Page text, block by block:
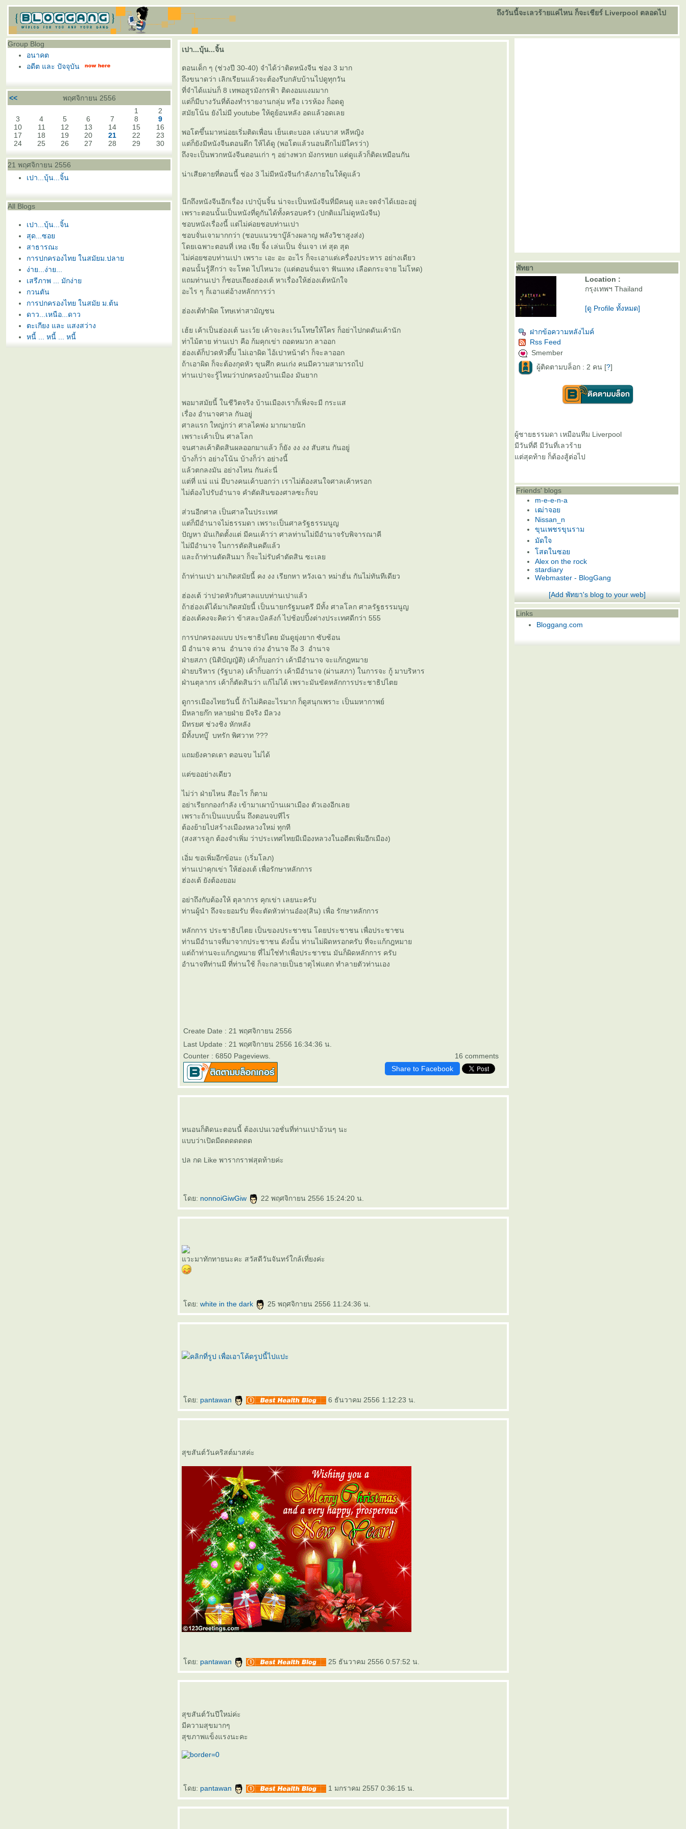
ถึงวันนี้จะเลวร้ายแค่ไหน ก็จะเชียร์ Liverpool ตลอดไป
Group Blog
อนาคต
อดีต และ ปัจจุบัน
<<
พฤศจิกายน 2556
1
2
3
4 5 6 7 8
9
10
11 12 13 14 15
16
17
18 19 20 21 22
23
24
25 26 27 28 29 30
21 พฤศจิกายน 2556
เปา...บุ้น...จิ้น
All Blogs
เปา...บุ้น...จิ้น
สุด...ซอ
สาธารณะ
ง่าย...ง่าย...
เสรีภาพ ... มักง่า
กวนตัน
การปกครองไทย ในสมัย ม.ต้น
ดาว...เหนือ...ดาว
ตะเกียง และ แสงสว่าง
หนี้ ... หนี้ ... หนี้
เปา...บุ้น...จิ้น
ตอนเด็ก ๆ (ช่วงปี 30-40) จำได้ว่าติดหนังจีน ช่อง 3 มาก
ถึงขนาดว่า เลิกเรียนแล้วจะต้องรีบกลับบ้านไปดูทุกวัน
ที่จำได้แม่นก็ 8 เทพอสูรมังกรฟ้า ติดงอมแงมมาก
ต่ก็มีบางวันที่ต้องทำรายงานกลุ่ม หรือ เวรห้อง ก็อดดู
สมัยโน้น ยังไม่มี youtube ให้ดูย้อนหลัง อดแล้วอดเล
พอโตขึ้นมาหน่อยเริ่มติดเพื่อน เย็นเตะบอล เล่นบาส หลีหญิง
ต่ก็ยังมีหนังจีนตอนดึก ให้ได้ดู (พอโตแล้วนอนดึกไม่มีใครว่า)
ถึงจะเป็นพวกหนังจีนตอนเก่า ๆ อย่างพวก มังกรหยก แต่ดูแล้วก็ติดเหมือนกัน
น่าเสียดายที่ตอนนี้ ช่อง 3 ไม่มีหนังจีนกำลังภายในให้ดูแล้ว
นึกถึงหนังจีนอีกเรื่อง เปาบุ้นจิ้น น่าจะเป็นหนังจีนที่มีคนดู และจดจำได้เยอะอยู่
เพราะตอนนั้นเป็นหนังที่ดูกันได้ทั้งครอบครัว (ปกติแม่ไม่ดูหนังจีน)
ชอบหนังเรื่องนี้ แต่ไม่ค่อยชอบท่านเปา
ชอบจั่นเจามากกว่า (ชอบแนวขาบู๊ล้างผลาญ พลังวิชาสูงส่ง)
ดยเฉพาะตอนที่ เหอ เจีย จิ้ง เล่นเป็น จั่นเจา เท่ สุด สุด
ไม่ค่อยชอบท่านเปา เพราะ เอะ อะ อะไร ก็จะเอาแต่เครื่องประหาร อย่างเดียว
ตอนนั้นรู้สึกว่า จะโหด ไปไหนวะ (แต่ตอนจั่นเจา ฟันแทง เลือดกระจาย ไม่โหด)
ถมท่านเปา ก็ชอบเถียงฮ่องเต้ หาเรื่องให้ฮ่องเต้หนักใจ
อะไร ๆ ก็เอาแต่อ้างหลักการว่า
ฮ่องเต้ทำผิด โทษเท่าสามัญชน
เฮ้ย เค้าเป็นฮ่องเต้ นะเว้ย เค้าจะละเว้นโทษให้ใคร ก็อย่าไปกดดันเค้านัก
ท่าไม้ตาย ท่านเปา คือ ก้มคุกเข่า ถอดหมวก ลาออก
ฮ่องเต้ก็ปวดหัวตึ้บ ไม่เอาผิด ไอ้เปาหน้าดำ ก็จะลาออก
ถ้าเอาผิด ก็จะต้องกุดหัว ขุนศึก คนเก่ง คนมีความสามารถไป
ท่านเปาจะรู้ไหมว่าปกครองบ้านเมือง มันยาก
พอมาสมัยนี้ ในชีวิตจริง บ้านเมืองเราก็เพิ่งจะมี กระแส
เรื่อง อำนาจศาล กันอยู่
ศาลแรก ใหญ่กว่า ศาลไคฟง มากมายนัก
เพราะเค้าเป็น ศาลโลก
จนศาลเค้าติดสินผลออกมาแล้ว ก็ยัง งง งง สับสน กันอยู่
บ้างก็ว่า อย่างโน้น บ้างก็ว่า อย่างนี้
ล้วตกลงมัน อย่างไหน กันล่ะนี่
ต่ที่ แน่ แน่ มีบางคนเค้าบอกว่า เราไม่ต้องสนใจศาลเค้าหรอก
ไม่ต้องไปรับอำนาจ คำตัดสินของศาลซะก็จบ
ส่วนอีกศาล เป็นศาลในประเทศ
ต่ก็มีอำนาจไม่ธรรมดา เพราะเป็นศาลรัฐธรรมนูญ
ปัญหา มันเกิดตั้งแต่ มีคนเค้าว่า ศาลท่านไม่มีอำนาจรับพิจารณาคี
ไม่มีอำนาจ ในการตัดสินคดีแล้ว
ละถ้าท่านตัดสินมา ก็จะไม่รับคำตัดสิน ซะเล
ถ้าท่านเปา มาเกิดสมัยนี้ คง งง เรียกหา หวังเฉา หม่าฮั่น กันไม่ทันทีเดียว
ฮ่องเต้ ว่าปวดหัวกับศาลแบบท่านเปาแล้ว
ถ้าฮ่องเต้ได้มาเกิดสมัยนี้ เป็นนายกรัฐมนตรี มีทั้ง ศาลโลก ศาลรัฐธรรมนูญ
ฮ่องเต้คงจะคิดว่า ข้าสละบัลลังก์ ไปช้อปปิ้งต่างประเทศดีกว่า 555
การปกครองแบบ ประชาธิปไตย มันดูยุ่งยาก ซับซ้อน
มี อำนาจ คาน อำนาจ ถ่วง อำนาจ ถึง 3 อำนาจ
ฝ่ายสภา (นิติบัญญัติ) เค้าก็บอกว่า เค้ามีอำนาจ จะแก้กฎหมา
ฝ่ายบริหาร (รัฐบาล) เค้าก็บอกว่า เค้ามีอำนาจ (ผ่านสภา) ในการจะ กู้ มาบริหาร
ฝ่านตุลากร เค้าก็ตัดสินว่า แก้ไม่ได้ เพราะมันขัดหลักการประชาธิปไต
ดูการเมืองไทยวันนี้ ถ้าไม่คิดอะไรมาก ก็ดูสนุกเพราะ เป็นมหากาพย์
มีหลายก๊ก หลายฝ่าย มีจริง มีลวง
มีทรยศ ช่วงชิง หักหลัง
มีทั้งบทบู๊ บทรัก พิศวาท ???
ถมยังคาดเดา ตอนจบ ไม่ได้
ต่ขออย่างเดียว
ไม่ว่า ฝ่ายไหน สีอะไร ก็ตาม
อย่าเรียกกองกำลัง เข้ามาเผาบ้านเผาเมือง ตัวเองอีกเล
เพราะถ้าเป็นแบบนั้น ถึงตอนจบทีไร
ต้องย้ายไปสร้างเมืองหลวงใหม่ ทุกที
(สงสารลูก ต้องจำเพิ่ม ว่าประเทศไทยมีเมืองหลวงในอดีตเพิ่มอีกเมือง)
เอิ่ม ขอเพิ่มอีกข้อนะ (เริ่มโลภ)
ท่านเปาคุกเข่า ให้ฮ่องเต้ เพื่อรักษาหลักการ
ฮ่องเต้ ยังต้องยอม
อย่าถึงกับต้องให้ ตุลาการ คุกเข่า เลยนะครับ
ท่านผู้นำ ถึงจะยอมรับ ที่จะตัดหัวท่านอ๋อง(สิน) เพื่อ รักษาหลักการ
หลักการ ประชาธิปไตย เป็นของประชาชน โดยประชาชน เพื่อประชาชน
ท่านมีอำนาจที่มาจากประชาชน ดังนั้น ท่านไม่ผิดหรอกครับ ที่จะแก้กฎหมา
ต่ถ้าท่านจะแก้กฎหมาย ที่ไม่ใช่ทำเพื่อประชาชน มันก็ผิดหลักการ ครับ
อำนาจทีท่านมี ที่ท่านใช้ ก็จะกลายเป็นธาตุไฟแตก ทำลายตัวท่านเอง
Create Date : 21 พฤศจิกายน 2556
16 comments
Last Update : 21 พฤศจิกายน 2556 16:34:36 น.
Counter : 6850 Pageviews.
Share to Facebook
หนอนก็ติดนะตอนนี้ ต้องเปนเวอชั่นที่ท่านเปาอ้วนๆ นะ
บบว่าเปิดมีดดดดดดด
ปล กด Like พารากราฟสุดท้ายค่ะ
ดย: nonnoiGiwGiw 22 พฤศจิกายน 2556 15:24:20 น.
วะมาทักทายนะคะ สวัสดีวันจันทร์ใกล้เที่ยงค่ะ
ดย: white in the dark 25 พฤศจิกายน 2556 11:24:36 น.
ดย: pantawan 6 ธันวาคม 2556 1:12:23 น.
สุขสันต์วันคริสต์มาสค่ะ
ดย: pantawan 25 ธันวาคม 2556 0:57:52 น.
สุขสันต์วันปีใหม่ค่ะ
มีความสุขมากๆ
สุขภาพแข็งแรงนะคะ
ดย: pantawan 1 มกราคม 2557 0:36:15 น.
พัทยา
Location :
กรุงเทพฯ Thailand
[ดู Profile ทั้งหมด]
ฝากข้อความหลังไมค์
Rss Feed
Smember
ผู้ติดตามบล็อก : 2 คน [?]
ผู้ชายธรรมดา เหมือนทีม Liverpool
มีวันที่ดี มีวันที่เลวร้า
ต่สุดท้าย ก็ต้องสู้ต่อไป
Friends' blogs
m-e-e-n-a
เฒ่าจอ
Nissan_n
ขุนเพชรขุนราม
มัดใจ
สดในซอ
Alex on the rock
stardiary
Webmaster - BlogGang
[Add พัทยา's blog to your web]
Links
Bloggang.com